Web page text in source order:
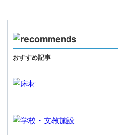
おすすめ記事